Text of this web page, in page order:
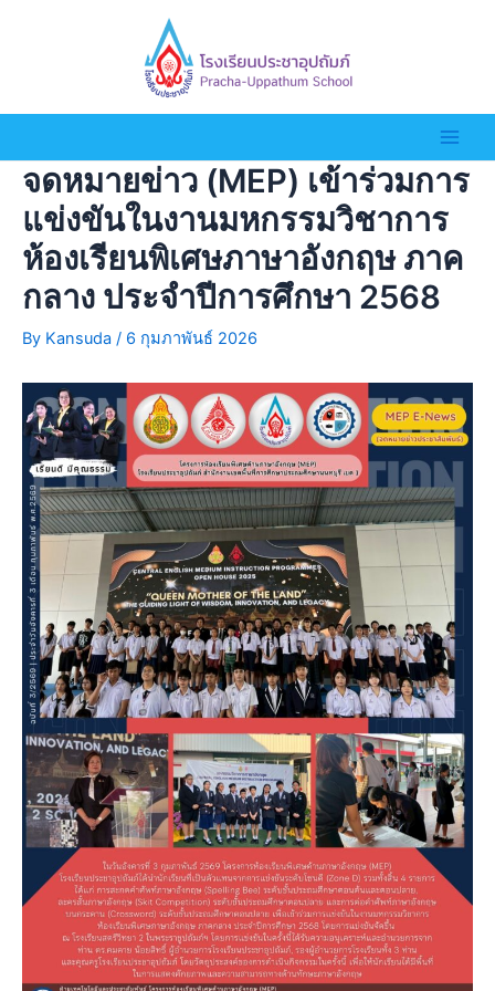
จดหมายข่าว (MEP) เข้าร่วมการ
แข่งขันในงานมหกรรมวิชาการ
ห้องเรียนพิเศษภาษาอังกฤษ ภาค
กลาง ประจำปีการศึกษา 2568
By Kansuda / 6 กุมภาพันธ์ 2026